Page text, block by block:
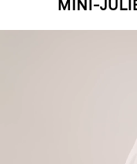
MINI-